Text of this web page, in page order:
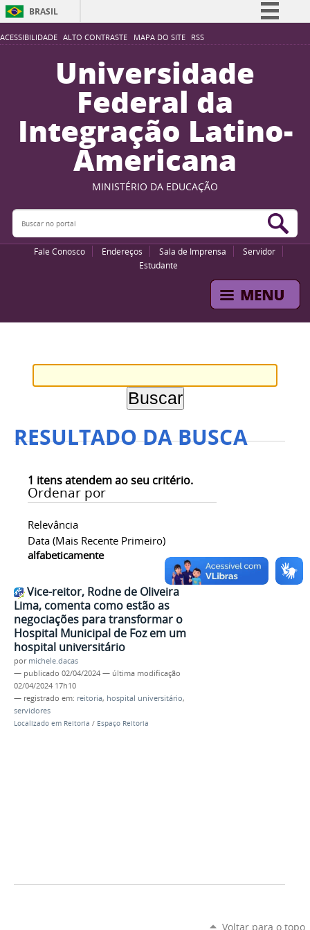
ACESSIBILIDADE ALTO CONTRASTE MAPA DO SITE RSS
BRASIL
Simplifique!
Participe
Acesso à informação
Legislação
Canais
Universidade
Federal da
Integração Latino-
Americana
MINISTÉRIO DA EDUCAÇÃO
Buscar no portal
Fale Conosco Endereços Sala de Imprensa
Servidor
Estudante
RESULTADO DA BUSCA
1 itens atendem ao seu critério.
Ordenar por
Relevância
Data (mais Recente Primeiro)
alfabeticamente
Vice-reitor, Rodne de Oliveira
Lima, comenta como estão as
negociações para transformar o
Hospital Municipal de Foz em um
hospital universitário
por michele.dacas
— publicado 02/04/2024 — última modificação
02/04/2024 17h10
— registrado em: reitoria, hospital universitário,
servidores
Localizado em Reitoria / Espaço Reitoria
Voltar para o topo